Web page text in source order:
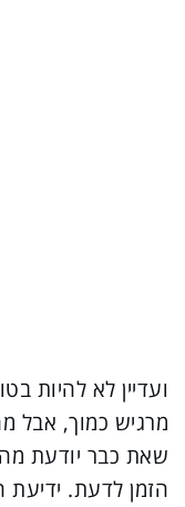
ועדיין לא להיות
מרגיש כמוך, אבל
שאת כבר יודעת
הזמן לדעת. ידיעת